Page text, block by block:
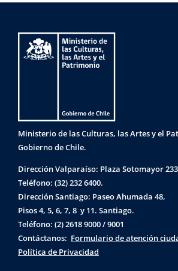
Ministerio de las Culturas, las Artes y el
Gobierno de Chile.
Dirección Valparaíso: Plaza Sotomayor
Teléfono: (32) 232 6400.
Dirección Santiago: Paseo Ahumada 48,
Pisos 4, 5, 6, 7, 8 y 11. Santiago.
Teléfono: (2) 2618 9000 / 9001
Contáctanos: Formulario de atención
Política de Privacidad